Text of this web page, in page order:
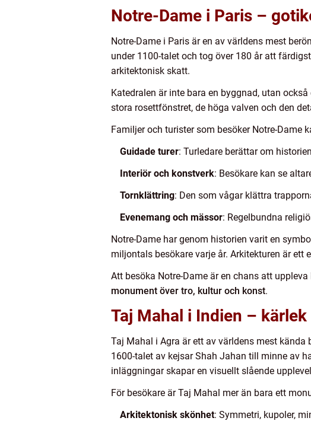
Notre-Dame i Paris –
Notre-Dame i Paris är en av världens mest
under 1100-talet och tog över 180 år att
arkitektonisk skatt.
Katedralen är inte bara en byggnad, utan
stora rosettfönstret, de höga valven och den
Familjer och turister som besöker Notre-Dame
Guidade turer: Turledare berättar om
Interiör och konstverk: Besökare kan se
Tornklättring: Den som vågar klättra
Evenemang och mässor: Regelbundna
Notre-Dame har genom historien varit en
miljontals besökare varje år. Arkitekturen är
Att besöka Notre-Dame är en chans att
monument över tro, kultur och konst.
Taj Mahal i Indien –
Taj Mahal i Agra är ett av världens mest
1600-talet av kejsar Shah Jahan till minne av
inläggningar skapar en visuellt slående
För besökare är Taj Mahal mer än bara ett
Arkitektonisk skönhet: Symmetri, kupoler,